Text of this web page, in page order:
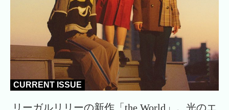
CURRENT ISSUE
リーガルリリーの新作「the World」。光のエ